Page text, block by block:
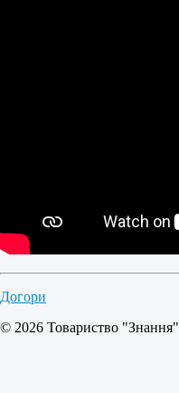
Догори
© 2026 Товариство "Знання"